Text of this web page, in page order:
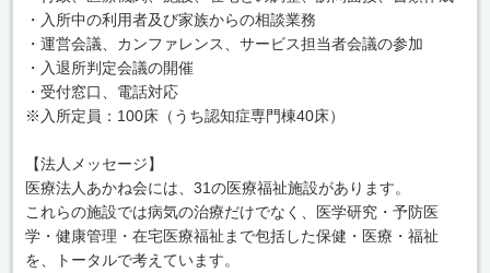
・入所中の利用者及び家族からの相談業務
・運営会議、カンファレンス、サービス担当者会議の参加
・入退所判定会議の開催
・受付窓口、電話対応
※入所定員：100床（うち認知症専門棟40床）
【法人メッセージ】
医療法人あかね会には、31の医療福祉施設があります。
これらの施設では病気の治療だけでなく、医学研究・予防医
学・健康管理・在宅医療福祉まで包括した保健・医療・福祉
を、トータルで考えています。